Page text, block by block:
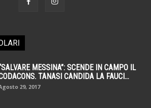
MESSINA”: SCENDE IN CAMPO IL
TANASI CANDIDA LA FAUCI...
29, 2017